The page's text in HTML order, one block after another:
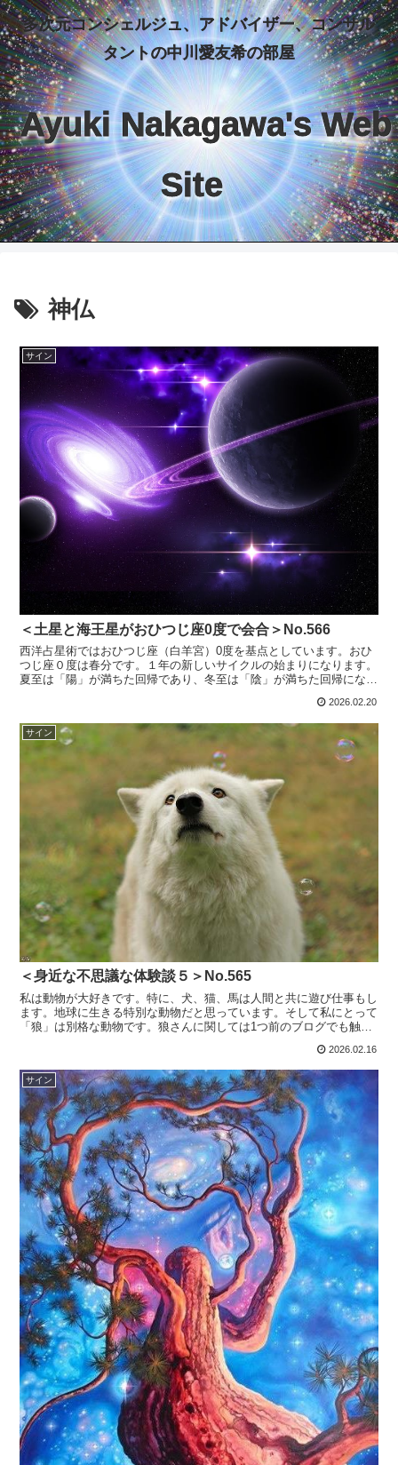
多次元コンシェルジュ、アドバイザー、コンサル
タントの中川愛友希の部屋
Ayuki Nakagawa's Web
Site
神仏
サイン
＜土星と海王星がおひつじ座0度で会合＞No.566
西洋占星術ではおひつじ座（白羊宮）0度を基点としています。おひ
つじ座０度は春分です。１年の新しいサイクルの始まりになります。
夏至は「陽」が満ちた回帰であり、冬至は「陰」が満ちた回帰になり
2026.02.20
サイン
＜身近な不思議な体験談５＞No.565
私は動物が大好きです。特に、犬、猫、馬は人間と共に遊び仕事もし
ます。地球に生きる特別な動物だと思っています。そして私にとって
「狼」は別格な動物です。狼さんに関しては1つ前のブログでも触れ
2026.02.16
サイン